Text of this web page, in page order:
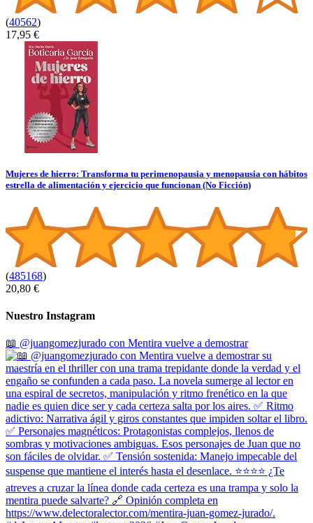
(40562)
17,95 €
Mujeres de hierro: Transforma tu perimenopausia y menopausia con hábitos
estrella de alimentación y ejercicio que funcionan (No Ficción)
(485168)
20,80 €
Nuestro Instagram
📖 @juangomezjurado con Mentira vuelve a demostrar